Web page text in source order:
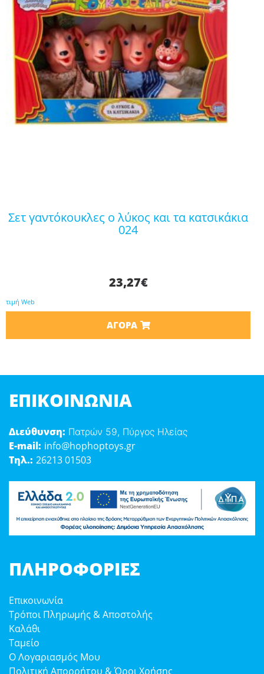
σετ γαντόκουκλες ο λύκος και τα κατσικάκια
024
23,27€
τιμή Web
ΑΓΟΡΆ
ΕΠΙΚΟΙΝΩΝΊΑ
Διεύθυνση: Πατρών 59, Πύργος Ηλείας
E-mail: info@hophoptoys.gr
Τηλ.: 26213 01503
ΠΛΗΡΟΦΟΡΊΕΣ
Επικοινωνία
Τρόποι Πληρωμής & Αποστολής
Καλάθι
Ταμείο
Ο Λογαριασμός Μου
Πολιτική Απορρήτου & Όροι Χρήσης